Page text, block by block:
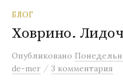
БЛОГ
Ховрино.
Опубликовано
de-mer / 3 комментария